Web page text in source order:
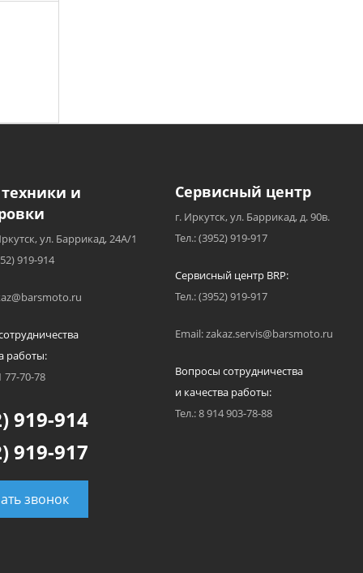
и
ул. Баррикад, 24А/1
919-914
работы:
77-70-78
919-914
919-917
звонок
Сервисный центр
г. Иркутск, ул. Баррикад, д. 90в.
Тел.: (3952) 919-917
Сервисный центр BRP:
Тел.: (3952) 919-917
Email: zakaz.servis@barsmoto.ru
Вопросы сотрудничества
и качества работы:
Тел.: 8 914 903-78-88